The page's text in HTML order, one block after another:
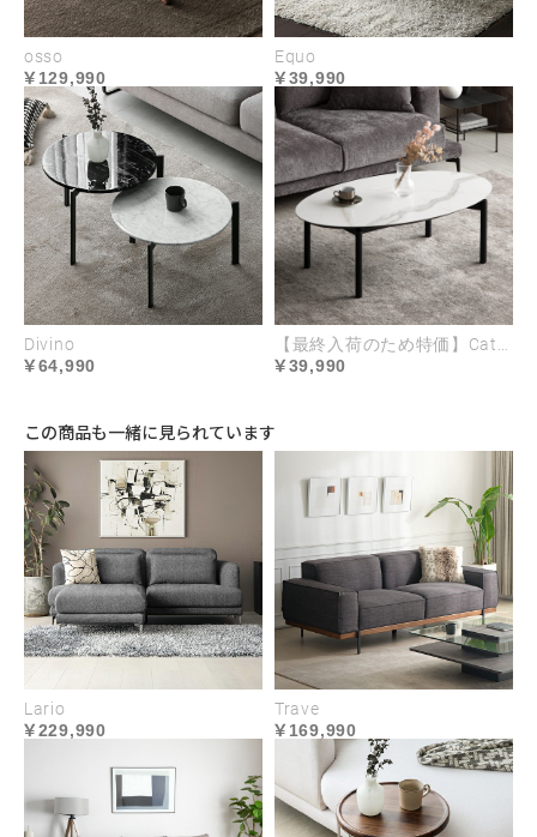
快適さをプラスする
高さ設計
ソファとフロアどちらに座っても過ごしやすい高さ
設計。ちょうどいい高さで、コーヒーやお茶を楽し
させず空間を広く見せる視覚効果もあります。
MATERIAL
osso
129,990
Equo
39,990
Divino
64,990
【最終入荷のため特価】Catania
39,990
この商品も一緒に見られています
Lario
229,990
Trave
169,990